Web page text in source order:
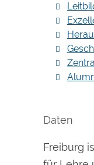
Daten
Freiburg